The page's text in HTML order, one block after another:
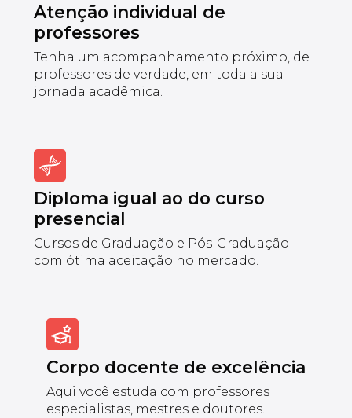
Atenção individual de
professores
Tenha um acompanhamento próximo, de
professores de verdade, em toda a sua
jornada acadêmica.
Diploma igual ao do curso
presencial
Cursos de Graduação e Pós-Graduação
com ótima aceitação no mercado.
Corpo docente de excelência
Aqui você estuda com professores
especialistas, mestres e doutores.